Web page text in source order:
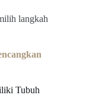
langkah
Tubuh